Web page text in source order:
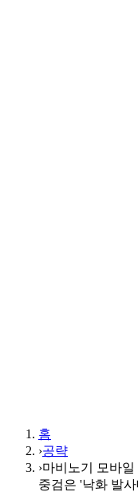
홈
›공략
›마비노기 모바
중검은 '낙화 발